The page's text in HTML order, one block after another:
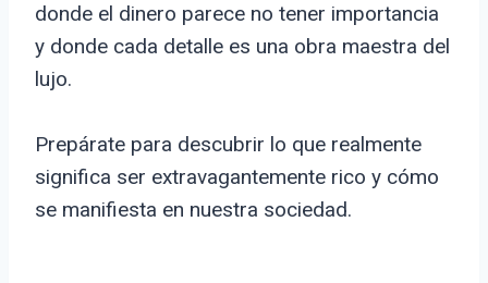
donde el dinero parece no tener importancia
y donde cada detalle es una obra maestra del
lujo.
Prepárate para descubrir lo que realmente
significa ser extravagantemente rico y cómo
se manifiesta en nuestra sociedad.